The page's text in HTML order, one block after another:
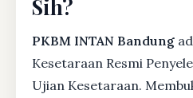
Sih?
PKBM INTAN Bandung
Kesetaraan Resmi
Ujian Kesetaraan.